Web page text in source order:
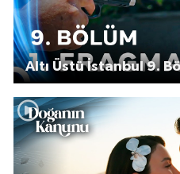
Altı Üstü İstanbul 9.